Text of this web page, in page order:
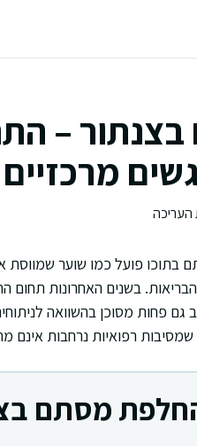
–
מרכזיים
בתוכו פועל כמו שוער
הבריאות. בשנים האחרונות
פחות מסוכן בהשוואה
רפואיות נרחבות אינם
מסתם